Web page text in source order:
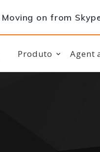
Moving on from
Produto Agent